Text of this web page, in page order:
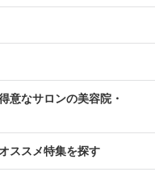
意なサロンの美容院・
ススメ特集を探す